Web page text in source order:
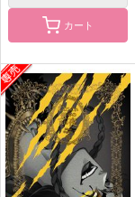
カート